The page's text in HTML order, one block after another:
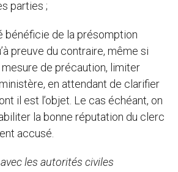
parties ;
bénéficie de la présomption
preuve du contraire, même si
mesure de précaution, limiter
en attendant de clarifier
il est l’objet. Le cas échéant, on
la bonne réputation du clerc
accusé.
les autorités civiles